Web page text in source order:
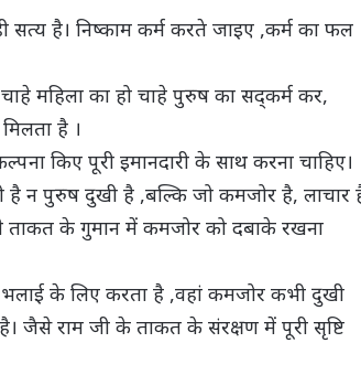
है। निष्काम कर्म करते जाइए ,कर्म का फल
महिला का हो चाहे पुरुष का सद्कर्म कर,
है ।
किए पूरी इमानदारी के साथ करना चाहिए।
है न पुरुष दुखी है ,बल्कि जो कमजोर है, लाचार
ताकत के गुमान में कमजोर को दबाके रखना
के लिए करता है ,वहां कमजोर कभी दुखी
जैसे राम जी के ताकत के संरक्षण में पूरी सृष्टि